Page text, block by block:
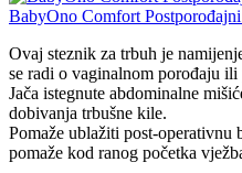
BabyOno Comfort
Ovaj steznik za trbuh je
se radi o vaginalnom porođaju
Jača istegnute abdominalne
dobivanja trbušne kile.
Pomaže ublažiti post-operativnu
pomaže kod ranog početka